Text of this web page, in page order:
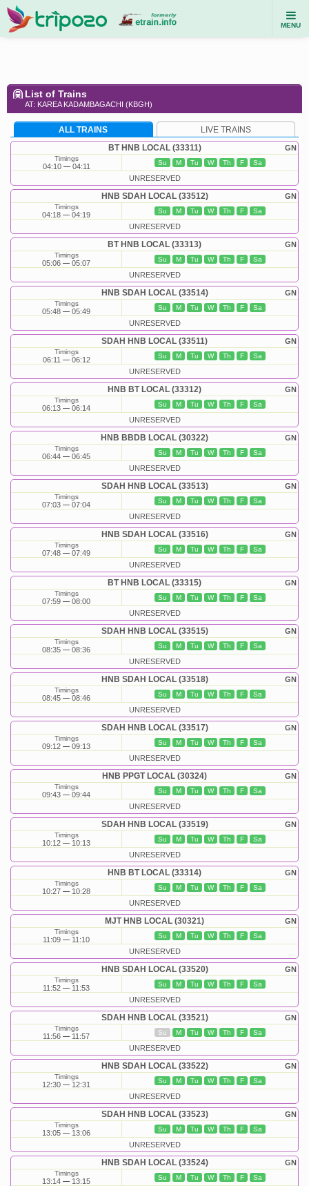
MENU
List of Trains
AT: KAREA KADAMBAGACHI (KBGH)
ALL TRAINS LIVE TRAINS
GN
BT HNB LOCAL (33311)
Timings
04:10 04:11 Su M Tu W Th F Sa
UNRESERVED
GN
HNB SDAH LOCAL (33512)
Timings
04:18 04:19 Su M Tu W Th F Sa
UNRESERVED
GN
BT HNB LOCAL (33313)
Timings
05:06 05:07 Su M Tu W Th F Sa
UNRESERVED
GN
HNB SDAH LOCAL (33514)
Timings
05:48 05:49 Su M Tu W Th F Sa
UNRESERVED
GN
SDAH HNB LOCAL (33511)
Timings
06:11 06:12 Su M Tu W Th F Sa
UNRESERVED
GN
HNB BT LOCAL (33312)
Timings
06:13 06:14 Su M Tu W Th F Sa
UNRESERVED
GN
HNB BBDB LOCAL (30322)
Timings
06:44 06:45 Su M Tu W Th F Sa
UNRESERVED
GN
SDAH HNB LOCAL (33513)
Timings
07:03 07:04 Su M Tu W Th F Sa
UNRESERVED
GN
HNB SDAH LOCAL (33516)
Timings
07:48 07:49 Su M Tu W Th F Sa
UNRESERVED
GN
BT HNB LOCAL (33315)
Timings
07:59 08:00 Su M Tu W Th F Sa
UNRESERVED
GN
SDAH HNB LOCAL (33515)
Timings
08:35 08:36 Su M Tu W Th F Sa
UNRESERVED
GN
HNB SDAH LOCAL (33518)
Timings
08:45 08:46 Su M Tu W Th F Sa
UNRESERVED
GN
SDAH HNB LOCAL (33517)
Timings
09:12 09:13 Su M Tu W Th F Sa
UNRESERVED
GN
HNB PPGT LOCAL (30324)
Timings
09:43 09:44 Su M Tu W Th F Sa
UNRESERVED
GN
SDAH HNB LOCAL (33519)
Timings
10:12 10:13 Su M Tu W Th F Sa
UNRESERVED
GN
HNB BT LOCAL (33314)
Timings
10:27 10:28 Su M Tu W Th F Sa
UNRESERVED
GN
MJT HNB LOCAL (30321)
Timings
11:09 11:10 Su M Tu W Th F Sa
UNRESERVED
GN
HNB SDAH LOCAL (33520)
Timings
11:52 11:53 Su M Tu W Th F Sa
UNRESERVED
GN
SDAH HNB LOCAL (33521)
Timings
11:56 11:57 Su M Tu W Th F Sa
UNRESERVED
GN
HNB SDAH LOCAL (33522)
Timings
12:30 12:31 Su M Tu W Th F Sa
UNRESERVED
GN
SDAH HNB LOCAL (33523)
Timings
13:05 13:06 Su M Tu W Th F Sa
UNRESERVED
GN
HNB SDAH LOCAL (33524)
Timings
13:14 13:15 Su M Tu W Th F Sa